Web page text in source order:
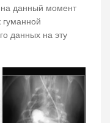
на данный момент
гуманной
данных на эту